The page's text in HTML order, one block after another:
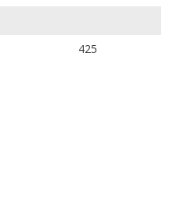
425